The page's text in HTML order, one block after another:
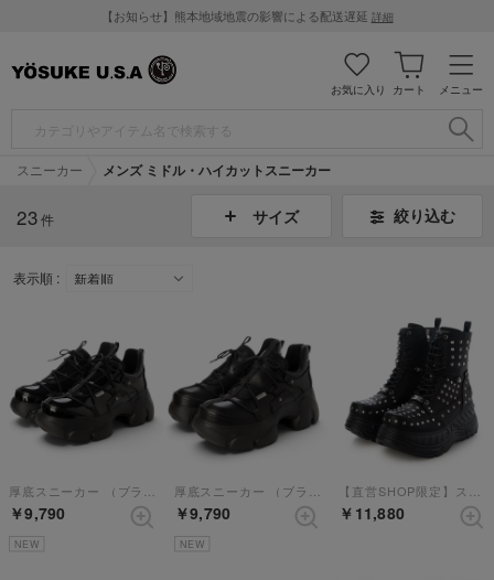
【お知らせ】熊本地域地震の影響による配送遅延 詳細
メニュー
カート
お気に入り
スニーカー メンズ ミドル・ハイカットスニーカー
23件 サイズ 絞り込む
表示順 :
￥9,790
NEW
￥9,790
NEW
￥11,880